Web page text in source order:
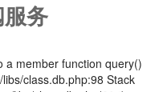
务
a member function query()
class.db.php:98 Stack